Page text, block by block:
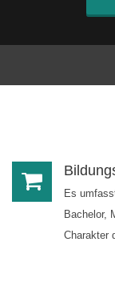
Es
Bachelor,
Charakter